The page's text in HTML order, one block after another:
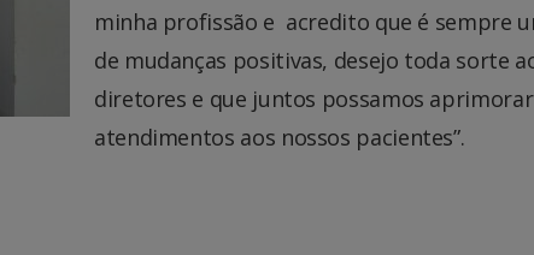
minha profissão e acredito que é sempre
de mudanças positivas, desejo toda sorte
diretores e que juntos possamos aprimorar
atendimentos aos nossos pacientes”.